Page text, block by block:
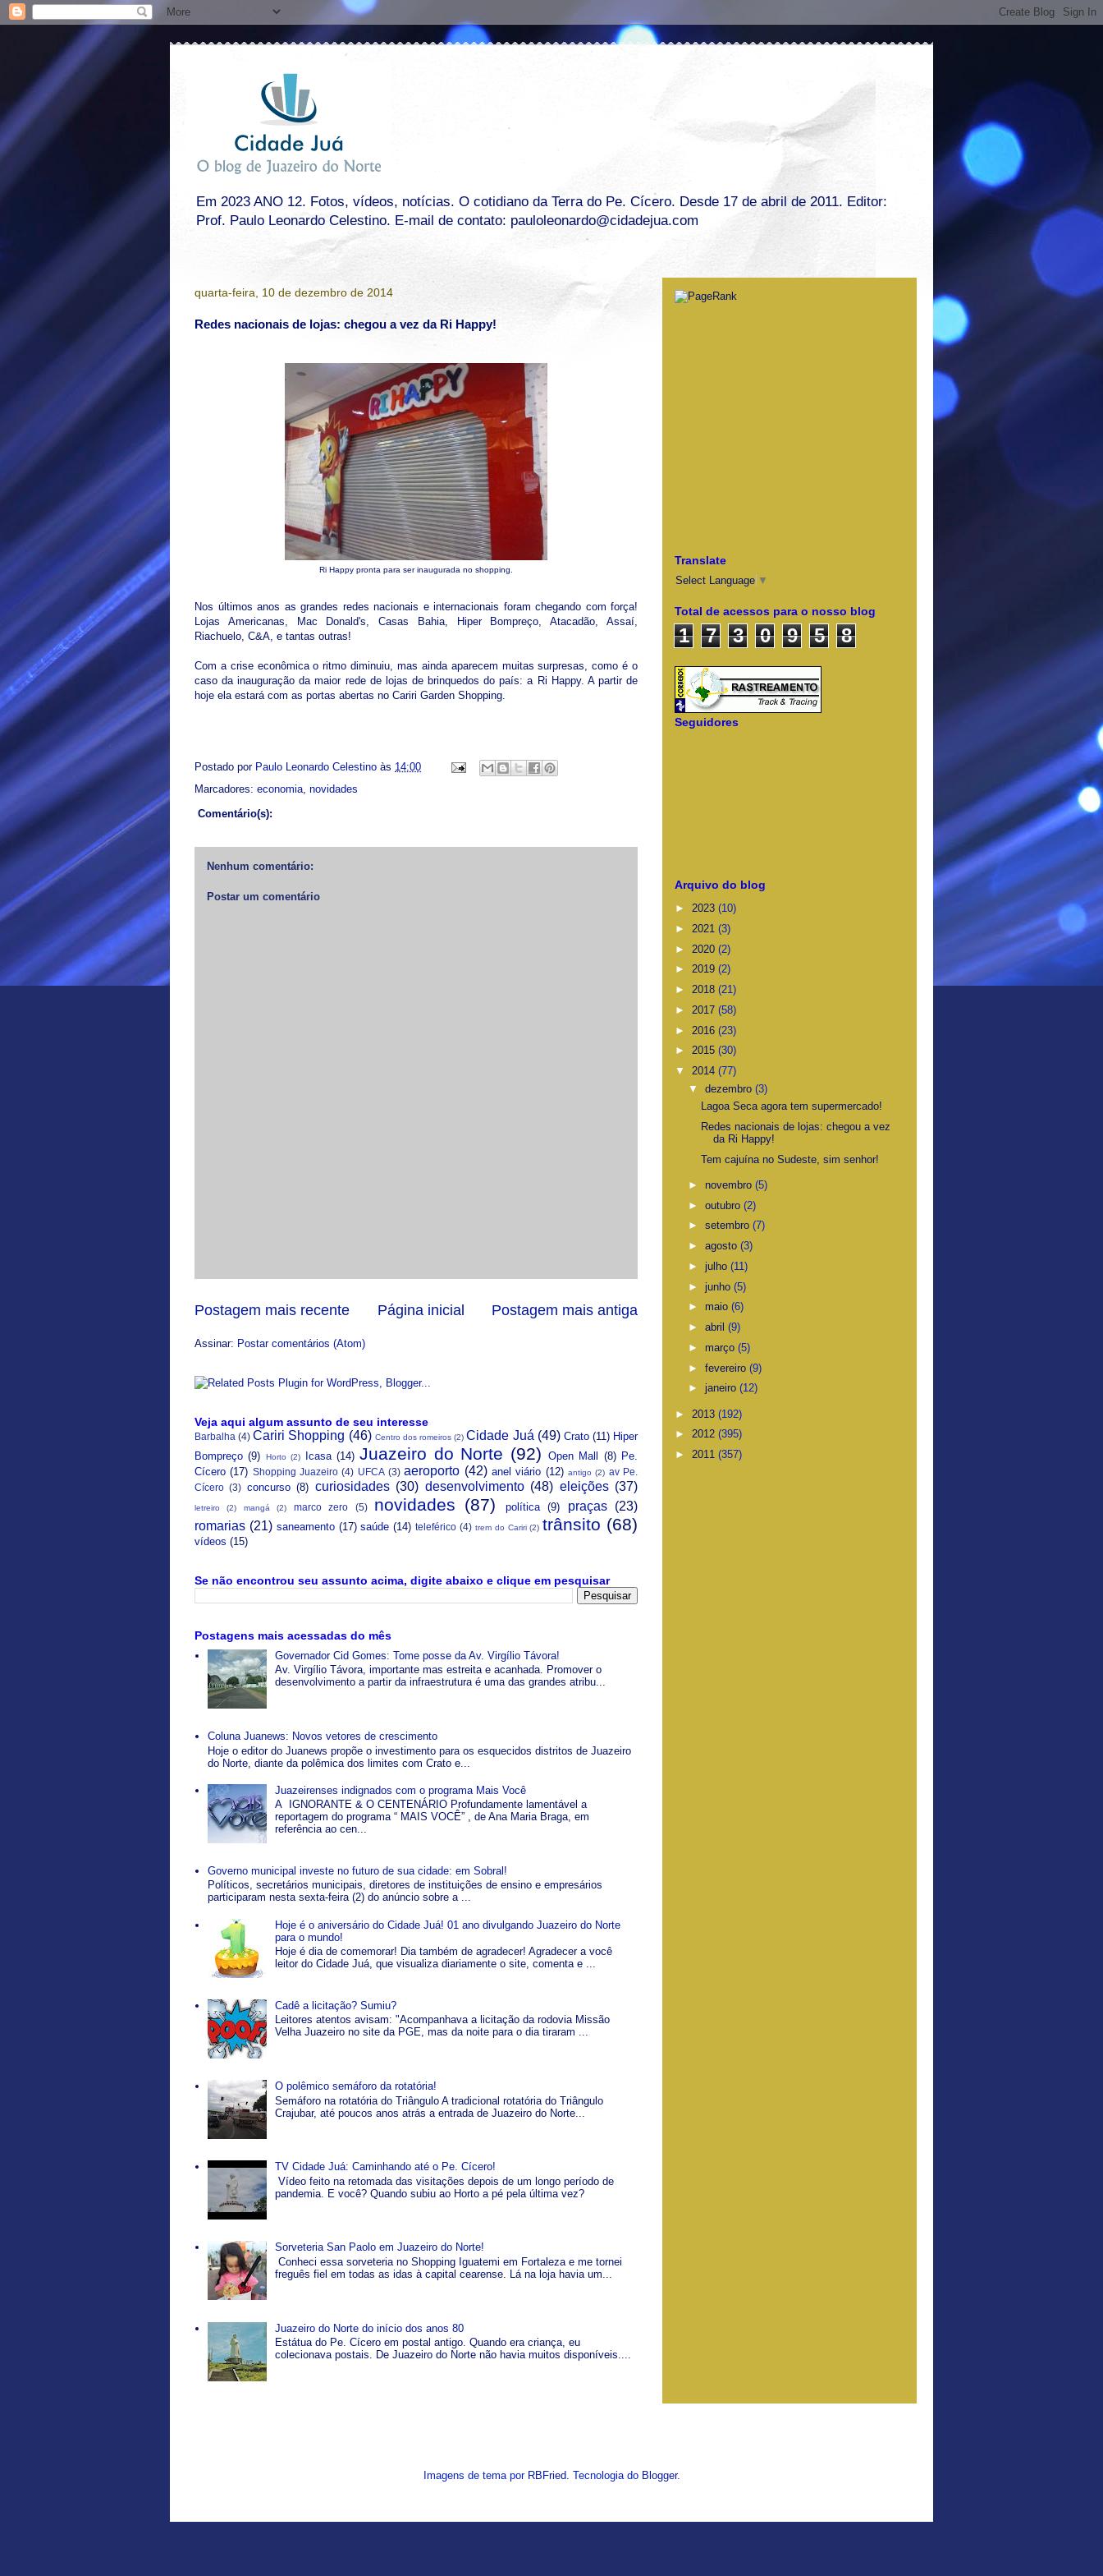
Em 2023 ANO 12. Fotos, vídeos, notícias. O cotidiano da Terra do Pe. Cícero. Desde 17 de abril de 2011. Editor:
Prof. Paulo Leonardo Celestino. E-mail de contato: pauloleonardo@cidadejua.com
quarta-feira, 10 de dezembro de 2014
Redes nacionais de lojas: chegou a vez da Ri Happy!
Ri Happy pronta para ser inaugurada no shopping.
Nos últimos anos as grandes redes nacionais e internacionais foram chegando com força!
Lojas Americanas, Mac Donald's, Casas Bahia, Hiper Bompreço, Atacadão, Assaí,
Riachuelo, C&A, e tantas outras!
Com a crise econômica o ritmo diminuiu, mas ainda aparecem muitas surpresas, como é o
caso da inauguração da maior rede de lojas de brinquedos do país: a Ri Happy. A partir de
hoje ela estará com as portas abertas no Cariri Garden Shopping.
Postado por Paulo Leonardo Celestino às 14:00
Marcadores: economia novidades
Comentário(s):
Nenhum comentário:
Postar um comentário
Postagem mais recente Postagem mais antiga
Página inicial
Assinar: Postar comentários (Atom)
Veja aqui algum assunto de seu interesse
Barbalha (4) Cariri Shopping (46) Centro dos romeiros (2) Cidade Juá (49) Crato (11) Hiper
Bompreço (9) Horto (2) Icasa (14) Juazeiro do Norte (92) Open Mall (8) Pe.
Cícero (17) Shopping Juazeiro (4) UFCA (3) aeroporto (42) anel viário (12) antigo (2) av Pe.
Cícero (3) concurso (8) curiosidades (30) desenvolvimento (48) eleições (37)
letreiro (2) mangá (2) marco zero (5) novidades (87) política (9) praças
(23)
romarias (21) saneamento (17) saúde (14) teleférico (4) trem do Cariri (2) trânsito (68)
vídeos (15)
Se não encontrou seu assunto acima, digite abaixo e clique em pesquisar
Postagens mais acessadas do mês
Governador Cid Gomes: Tome posse da Av. Virgílio Távora!
Av. Virgílio Távora, importante mas estreita e acanhada. Promover o
desenvolvimento a partir da infraestrutura é uma das grandes atribu...
Coluna Juanews: Novos vetores de crescimento
Hoje o editor do Juanews propõe o investimento para os esquecidos distritos de Juazeiro
do Norte, diante da polêmica dos limites com Crato e...
Juazeirenses indignados com o programa Mais Você
A IGNORANTE & O CENTENÁRIO Profundamente lamentável a
reportagem do programa “ MAIS VOCÊ” , de Ana Maria Braga, em
referência ao cen...
Governo municipal investe no futuro de sua cidade: em Sobral!
Políticos, secretários municipais, diretores de instituições de ensino e empresários
participaram nesta sexta-feira (2) do anúncio sobre a ...
Hoje é o aniversário do Cidade Juá! 01 ano divulgando Juazeiro do Norte
para o mundo!
Hoje é dia de comemorar! Dia também de agradecer! Agradecer a você
leitor do Cidade Juá, que visualiza diariamente o site, comenta e ...
Cadê a licitação? Sumiu?
Leitores atentos avisam: "Acompanhava a licitação da rodovia Missão
Velha Juazeiro no site da PGE, mas da noite para o dia tiraram ...
O polêmico semáforo da rotatória!
Semáforo na rotatória do Triângulo A tradicional rotatória do Triângulo
Crajubar, até poucos anos atrás a entrada de Juazeiro do Norte...
TV Cidade Juá: Caminhando até o Pe. Cícero!
Vídeo feito na retomada das visitações depois de um longo período de
pandemia. E você? Quando subiu ao Horto a pé pela última vez?
Sorveteria San Paolo em Juazeiro do Norte!
Conheci essa sorveteria no Shopping Iguatemi em Fortaleza e me tornei
freguês fiel em todas as idas à capital cearense. Lá na loja havia um...
Juazeiro do Norte do início dos anos 80
Estátua do Pe. Cícero em postal antigo. Quando era criança, eu
colecionava postais. De Juazeiro do Norte não havia muitos disponíveis....
Translate
Select Language ▼
Total de acessos para o nosso blog
1 7 3 0 9 5 8
Seguidores
Arquivo do blog
► 2023 (10)
► 2021 (3)
► 2020 (2)
► 2019 (2)
► 2018 (21)
► 2017 (58)
► 2016 (23)
► 2015 (30)
▼ 2014 (77)
▼ dezembro (3)
Lagoa Seca agora tem supermercado!
Redes nacionais de lojas: chegou a vez
da Ri Happy!
Tem cajuína no Sudeste, sim senhor!
► novembro (5)
► outubro (2)
► setembro (7)
► agosto (3)
► julho (11)
► junho (5)
► maio (6)
► abril (9)
► março (5)
► fevereiro (9)
► janeiro (12)
► 2013 (192)
► 2012 (395)
► 2011 (357)
Imagens de tema por RBFried. Tecnologia do Blogger.